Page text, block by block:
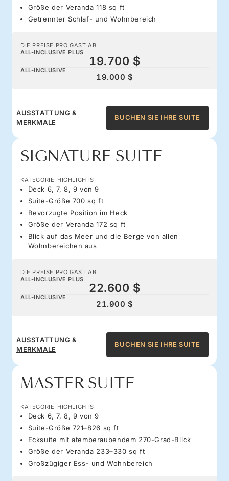
Größe der Veranda 118 sq ft
Getrennter Schlaf- und Wohnbereich
DIE PREISE PRO GAST AB
ALL-INCLUSIVE PLUS
19.700 $
ALL-INCLUSIVE
19.000 $
AUSSTATTUNG &
MERKMALE
BUCHEN SIE IHRE SUITE
SIGNATURE SUITE
KATEGORIE-HIGHLIGHTS
Deck 6, 7, 8, 9 von 9
Suite-Größe 700 sq ft
Bevorzugte Position im Heck
Größe der Veranda 172 sq ft
Blick auf das Meer und die Berge von allen
Wohnbereichen aus
DIE PREISE PRO GAST AB
ALL-INCLUSIVE PLUS
22.600 $
ALL-INCLUSIVE
21.900 $
AUSSTATTUNG &
MERKMALE
BUCHEN SIE IHRE SUITE
MASTER SUITE
KATEGORIE-HIGHLIGHTS
Deck 6, 7, 8, 9 von 9
Suite-Größe 721–826 sq ft
Ecksuite mit atemberaubendem 270-Grad-Blick
Größe der Veranda 233–330 sq ft
Großzügiger Ess- und Wohnbereich